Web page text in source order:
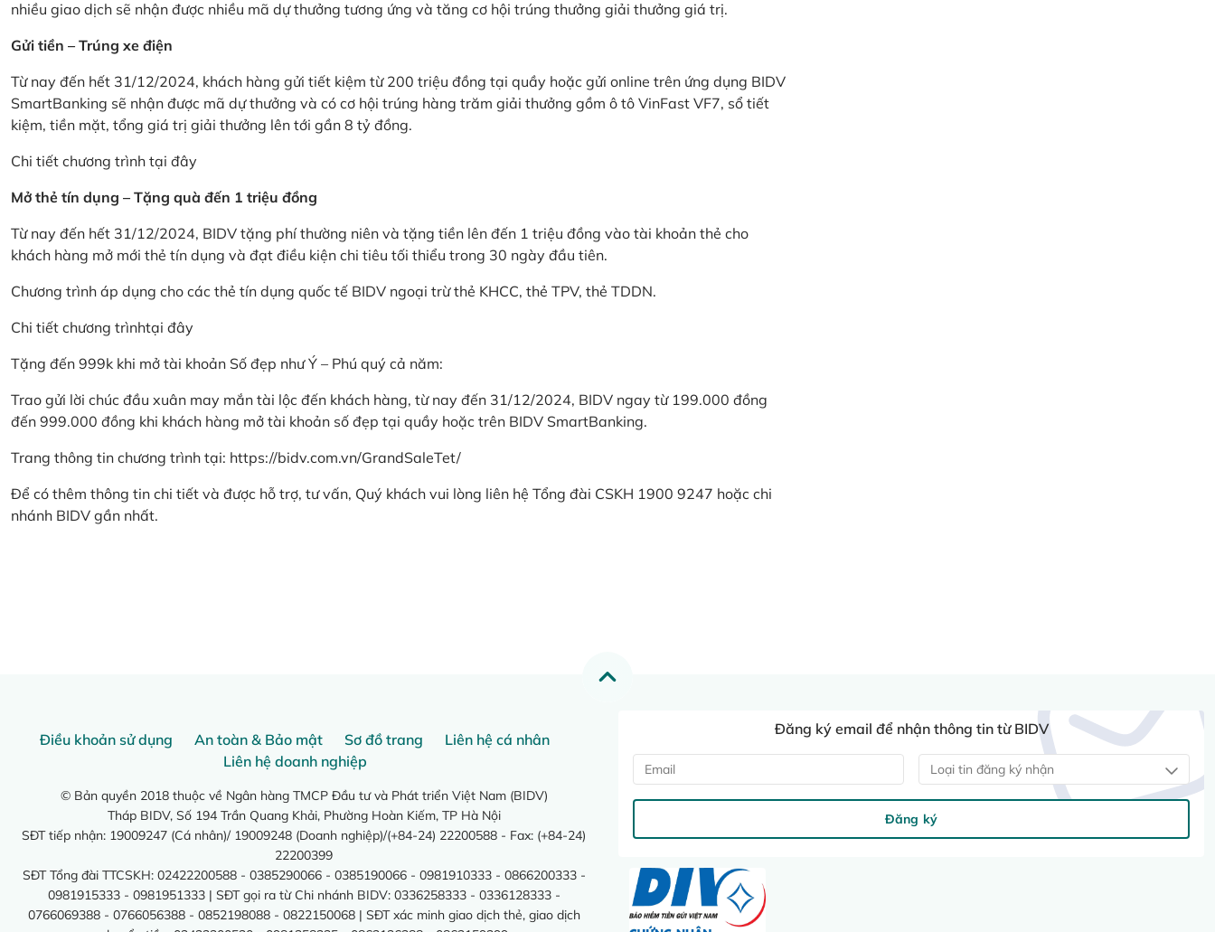
nhiều giao dịch sẽ nhận được nhiều mã dự thưởng tương ứng và tăng cơ hội trúng thưởng giải thưởng giá trị.
Gửi tiền – Trúng xe điện
Từ nay đến hết 31/12/2024, khách hàng gửi tiết kiệm từ 200 triệu đồng tại quầy hoặc gửi online trên ứng dụng BIDV
SmartBanking sẽ nhận được mã dự thưởng và có cơ hội trúng hàng trăm giải thưởng gồm ô tô VinFast VF7, sổ tiết
kiệm, tiền mặt, tổng giá trị giải thưởng lên tới gần 8 tỷ đồng.
Chi tiết chương trình tại đây
Mở thẻ tín dụng – Tặng quà đến 1 triệu đồng
Từ nay đến hết 31/12/2024, BIDV tặng phí thường niên và tặng tiền lên đến 1 triệu đồng vào tài khoản thẻ cho
khách hàng mở mới thẻ tín dụng và đạt điều kiện chi tiêu tối thiểu trong 30 ngày đầu tiên.
Chương trình áp dụng cho các thẻ tín dụng quốc tế BIDV ngoại trừ thẻ KHCC, thẻ TPV, thẻ TDDN.
Chi tiết chương trìnhtại đây
Tặng đến 999k khi mở tài khoản Số đẹp như Ý – Phú quý cả năm:
Trao gửi lời chúc đầu xuân may mắn tài lộc đến khách hàng, từ nay đến 31/12/2024, BIDV ngay từ 199.000 đồng
đến 999.000 đồng khi khách hàng mở tài khoản số đẹp tại quầy hoặc trên BIDV SmartBanking.
Trang thông tin chương trình tại: https://bidv.com.vn/GrandSaleTet/
Để có thêm thông tin chi tiết và được hỗ trợ, tư vấn, Quý khách vui lòng liên hệ Tổng đài CSKH 1900 9247 hoặc chi
nhánh BIDV gần nhất.
Điều khoản sử dụng An toàn & Bảo mật Sơ đồ trang
Liên hệ cá nhân
Liên hệ doanh nghiệp
© Bản quyền 2018 thuộc về Ngân hàng TMCP Đầu tư và Phát triển Việt Nam (BIDV)
Tháp BIDV, Số 194 Trần Quang Khải, Phường Hoàn Kiếm, TP Hà Nội
SĐT tiếp nhận: 19009247 (Cá nhân)/ 19009248 (Doanh nghiệp)/(+84-24) 22200588 - Fax: (+84-24)
22200399
SĐT Tổng đài TTCSKH: 02422200588 - 0385290066 - 0385190066 - 0981910333 - 0866200333 -
0981915333 - 0981951333 | SĐT gọi ra từ Chi nhánh BIDV: 0336258333 - 0336128333 -
0766069388 - 0766056388 - 0852198088 - 0822150068 | SĐT xác minh giao dịch thẻ, giao dịch
Đăng ký email để nhận thông tin từ BIDV
Loại tin đăng ký nhận
Đăng ký